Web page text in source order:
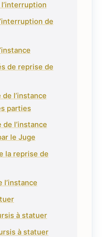
de
de reprise de
l’instance
parties
de l’instance
le Juge
la reprise de
l’instance
à statuer
à statuer